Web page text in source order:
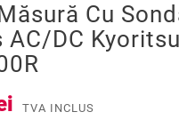
Cu
AC/DC Kyoritsu
TVA INCLUS